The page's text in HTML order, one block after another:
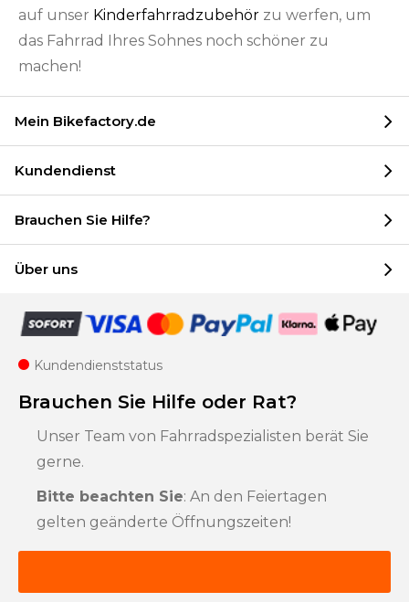
auf unser Kinderfahrradzubehör zu werfen, um
das Fahrrad Ihres Sohnes noch schöner zu
machen!
Mein Bikefactory.de
Kundendienst
Brauchen Sie Hilfe?
Über uns
Kundendienststatus
Brauchen Sie Hilfe oder Rat?
Unser Team von Fahrradspezialisten berät Sie
gerne.
Bitte beachten Sie: An den Feiertagen
gelten geänderte Öffnungszeiten!